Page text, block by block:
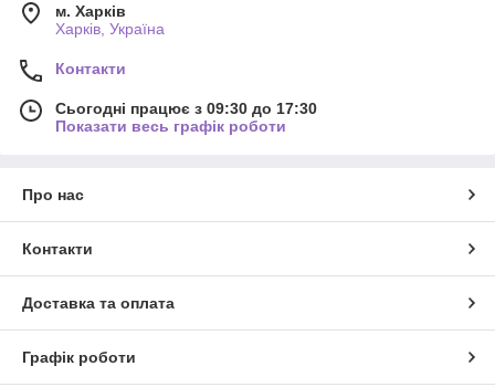
м. Харків
Харків, Україна
Контакти
Сьогодні працює з 09:30 до 17:30
Показати весь графік роботи
Про нас
Контакти
Доставка та оплата
Графік роботи